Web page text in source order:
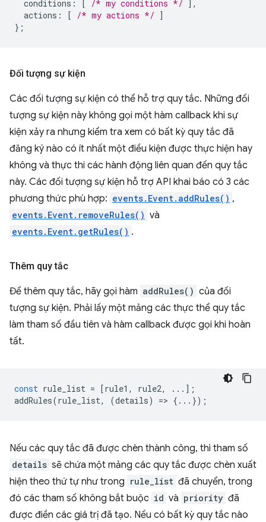
conditions : [ /* my conditions */ ],
actions : [ /* my actions */ ]
};
Đối tượng sự kiện
Các đối tượng sự kiện có thể hỗ trợ quy tắc. Những đối
tượng sự kiện này không gọi một hàm callback khi sự
kiện xảy ra nhưng kiểm tra xem có bất kỳ quy tắc đã
đăng ký nào có ít nhất một điều kiện được thực hiện hay
không và thực thi các hành động liên quan đến quy tắc
này. Các đối tượng sự kiện hỗ trợ API khai báo có 3 các
phương thức phù hợp: events.Event.addRules() ,
events.Event.removeRules() và
events.Event.getRules() .
Thêm quy tắc
Để thêm quy tắc, hãy gọi hàm addRules() của đối
tượng sự kiện. Phải lấy một mảng các thực thể quy tắc
làm tham số đầu tiên và hàm callback được gọi khi hoàn
tất.
const rule_list = [rule1 , rule2,
...];
addRules(rule_list, (details) => {...});
Nếu các quy tắc đã được chèn thành công, thì tham số
details sẽ chứa một mảng các quy tắc được chèn xuất
hiện theo thứ tự như trong rule_list đã chuyển, trong
đó các tham số không bắt buộc id và priority đã
được điền các giá trị đã tạo. Nếu có bất kỳ quy tắc nào